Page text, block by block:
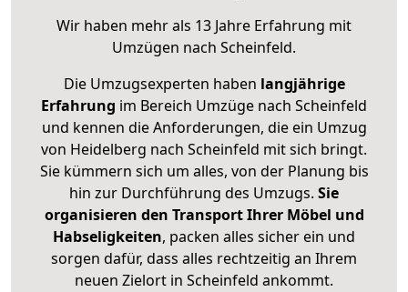
Wir haben mehr als 13 Jahre Erfahrung mit
Umzügen nach Scheinfeld.
Die Umzugsexperten haben langjährige
Erfahrung im Bereich Umzüge nach Scheinfeld
und kennen die Anforderungen, die ein Umzug
von Heidelberg nach Scheinfeld mit sich bringt.
Sie kümmern sich um alles, von der Planung bis
hin zur Durchführung des Umzugs. Sie
organisieren den Transport Ihrer Möbel und
Habseligkeiten, packen alles sicher ein und
sorgen dafür, dass alles rechtzeitig an Ihrem
neuen Zielort in Scheinfeld ankommt.